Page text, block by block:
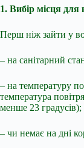
1. Вибір місця
Перш ніж зайти у
– на санітарний
– на температуру
температура
менше 23 градусів);
– чи немає на дні